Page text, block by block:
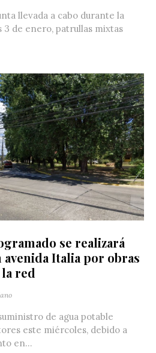
llevada a cabo durante la
de enero, patrullas mixtas
se realizará
Italia por obras
red
de agua potable
este miércoles, debido a
en...